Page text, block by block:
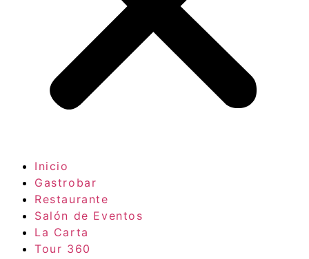
Inicio
Gastrobar
Restaurante
Salón de Eventos
La Carta
Tour 360